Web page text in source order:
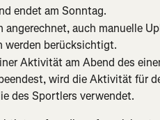
endet am Sonntag.
auch manuelle
werden berücksichtigt.
Aktivität am Abend des
wird die Aktivität für
des Sportlers verwendet.